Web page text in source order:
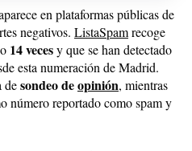
en plataformas públicas de
negativos. ListaSpamrecoge
14 vecesy que se han detectado
esta numeración de Madrid.
desondeo deopinión, mientras
número reportado como spam y